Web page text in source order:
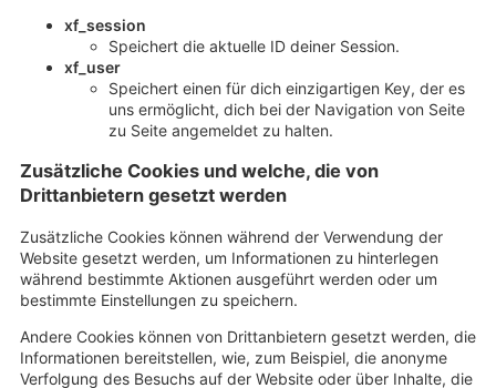
xf_session
Speichert die aktuelle ID deiner Session.
xf_user
Speichert einen für dich einzigartigen Key, der es
uns ermöglicht, dich bei der Navigation von Seite
zu Seite angemeldet zu halten.
Zusätzliche Cookies und welche, die von
Drittanbietern gesetzt werden
Zusätzliche Cookies können während der Verwendung der
Website gesetzt werden, um Informationen zu hinterlegen
während bestimmte Aktionen ausgeführt werden oder um
bestimmte Einstellungen zu speichern.
Andere Cookies können von Drittanbietern gesetzt werden, die
Informationen bereitstellen, wie, zum Beispiel, die anonyme
Verfolgung des Besuchs auf der Website oder über Inhalte, die